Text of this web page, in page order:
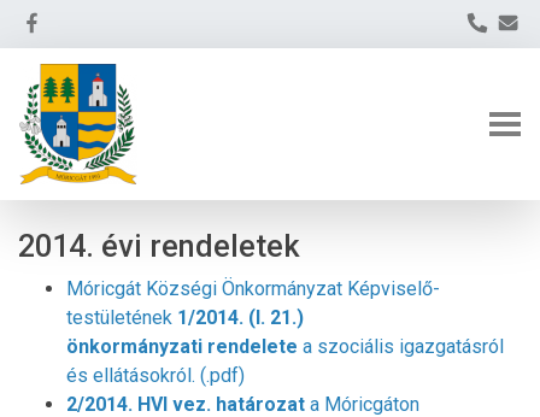
2014. évi rendeletek
Móricgát Községi Önkormányzat Képviselő-
testületének 1/2014. (I. 21.)
önkormányzati rendelete a szociális igazgatásról
és ellátásokról. (.pdf)
2/2014. HVI vez. határozat a Móricgáton